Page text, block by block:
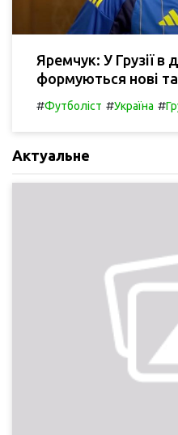
Яремчук: У Грузії
формуються нові
#Футболіст #Україна #
Актуальне